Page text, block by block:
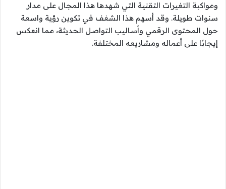
ومواكبة التغيرات التقنية التي شهدها هذا المجال على مدار
سنوات طويلة. وقد أسهم هذا الشغف في تكوين رؤية واسعة
حول المحتوى الرقمي وأساليب التواصل الحديثة، مما انعكس
إيجابًا على أعماله ومشاريعه المختلفة.